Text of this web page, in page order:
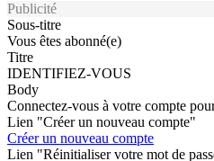
Publicité
Sous-titre
Vous êtes abonné(e)
Titre
IDENTIFIEZ-VOUS
Body
Connectez-vous à votre compte
Lien "Créer un nouveau compte"
Créer un nouveau compte
Lien "Réinitialiser votre mot de